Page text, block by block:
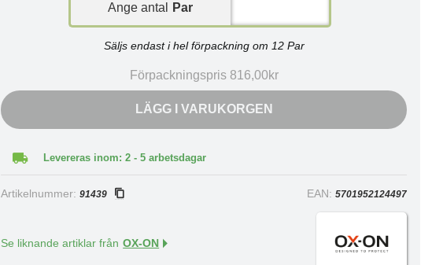
Ange antal Par
Säljs endast i hel förpackning om 12 Par
Förpackningspris 816,00kr
LÄGG I VARUKORGEN
Levereras inom: 2 - 5 arbetsdagar
Artikelnummer:91439 EAN: 5701952124497
Se liknande artiklar från OX-ON